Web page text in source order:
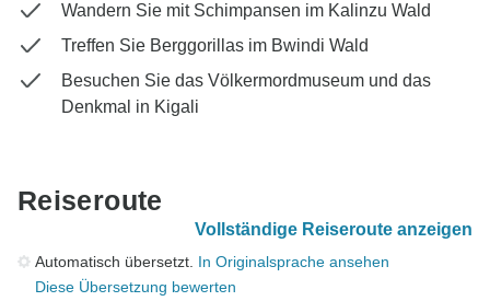
Wandern Sie mit Schimpansen im Kalinzu Wald
Treffen Sie Berggorillas im Bwindi Wald
Besuchen Sie das Völkermordmuseum und das
Denkmal in Kigali
Reiseroute
Vollständige Reiseroute anzeigen
Automatisch übersetzt. In Originalsprache ansehen
Diese Übersetzung bewerten